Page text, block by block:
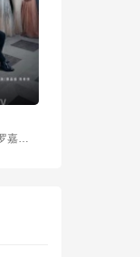
佘诗曼 / 林峯 / 罗子溢 / 罗嘉良 / 许绍雄 / 黄浩然 / 余安安 / 张凤妮 / 陈静 / 梁靖琪 / 陈滢 / 王敏奕